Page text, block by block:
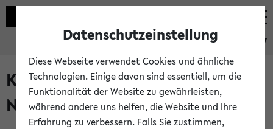
eKVV
Kalenderintegration und
Newsfeeds
Datenschutzeinstellung
Diese Webseite verwendet Cookies und ähnliche
Technologien. Einige davon sind essentiell, um die
Funktionalität der Website zu gewährleisten,
während andere uns helfen, die Website und Ihre
Erfahrung zu verbessern. Falls Sie zustimmen,